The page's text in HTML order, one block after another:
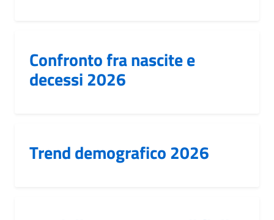
Confronto fra nascite e
decessi 2026
Trend demografico 2026